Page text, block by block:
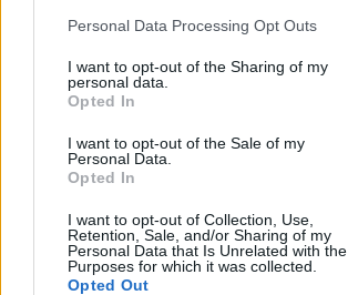
Personal Data Processing Opt Outs
I want to opt-out of the Sharing of my
personal data.
Opted In
I want to opt-out of the Sale of my
Personal Data.
Opted In
I want to opt-out of Collection, Use,
Retention, Sale, and/or Sharing of my
Personal Data that Is Unrelated with the
Purposes for which it was collected.
Opted Out